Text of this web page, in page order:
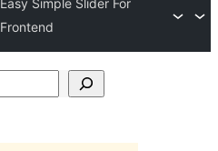
Easy Simple Slider For
Frontend